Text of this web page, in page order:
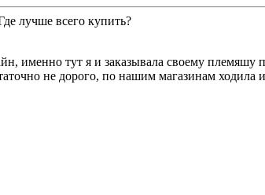
лучше всего купить?
именно тут я и заказывала своему племяшу
не дорого, по нашим магазинам